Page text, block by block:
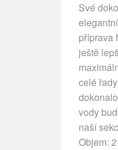
Své
příprava
ještě
celé
vody
naší
Objem: